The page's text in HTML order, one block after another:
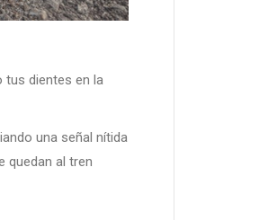
tus dientes en la
una señal nítida
quedan al tren